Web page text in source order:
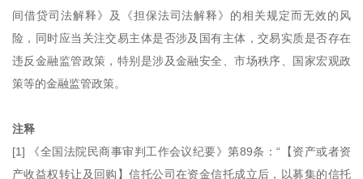
间借贷司法解释》及《担保法司法解释》的相关规定而无效的风
险，同时应当关注交易主体是否涉及国有主体，交易实质是否存在
违反金融监管政策，特别是涉及金融安全、市场秩序、国家宏观政
策等的金融监管政策。
注释
[1] 《全国法院民商事审判工作会议纪要》第89条：“【资产或者资
产收益权转让及回购】信托公司在资金信托成立后，以募集的信托